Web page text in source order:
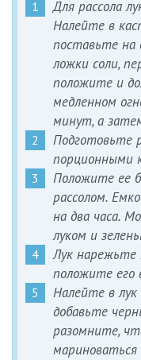
Для рассола
Налейте в
поставьте на
ложки соли,
положите и
медленном
минут, а
Подготовьте
порционными
Положите ее
рассолом.
на два часа.
луком и
Лук нарежьте
положите его
Налейте в лук
добавьте
разомните,